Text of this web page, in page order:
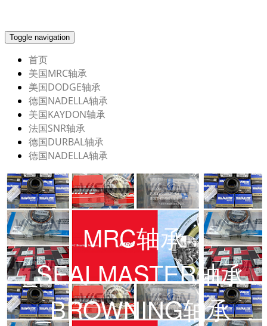
Toggle navigation
首页
美国MRC轴承
美国DODGE轴承
德国NADELLA轴承
美国KAYDON轴承
法国SNR轴承
德国DURBAL轴承
德国NADELLA轴承
MRC轴承
_SEALMASTER轴承
_BROWNING轴承